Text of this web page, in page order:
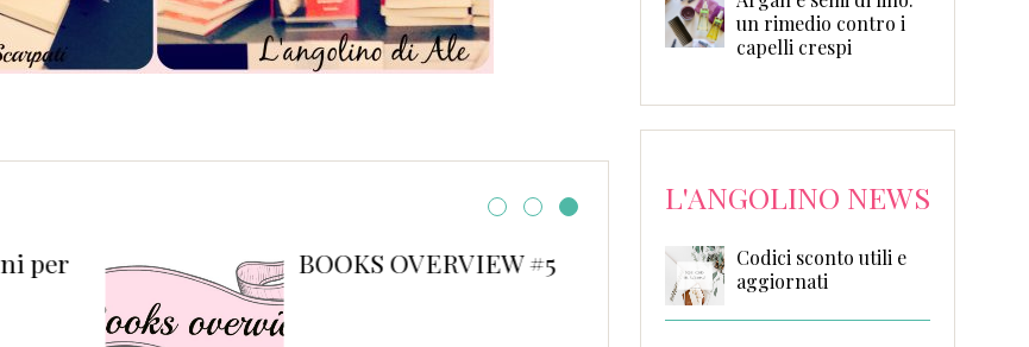
BOOKS OVERVIEW #5
Un soldato semplice
Gabriele Babini
un rimedio contro i
capelli crespi
L'ANGOLINO NEWS
Codici sconto utili e
aggiornati